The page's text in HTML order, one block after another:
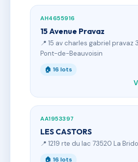
AH4655916
15 Avenue Pravaz
📍 15 av charles gabriel pravaz
Pont-de-Beauvoisin
🏠 16 lots
AA1953397
LES CASTORS
📍 1219 rte du lac 73520 La
🏠 16 lots